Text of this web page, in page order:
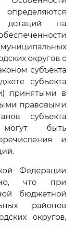
дотаций на
округов с
субъекта
субъекта
принятыми в
правовыми
субъекта
могут быть
и
Федерации
что при
бюджетной
районов
округов,